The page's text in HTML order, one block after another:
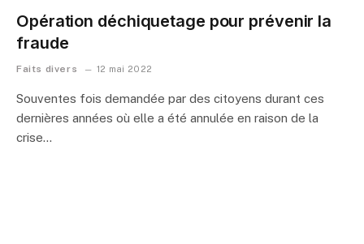
Opération déchiquetage pour prévenir la
fraude
Faits divers 12 mai 2022
Souventes fois demandée par des citoyens durant ces
dernières années où elle a été annulée en raison de la
crise…